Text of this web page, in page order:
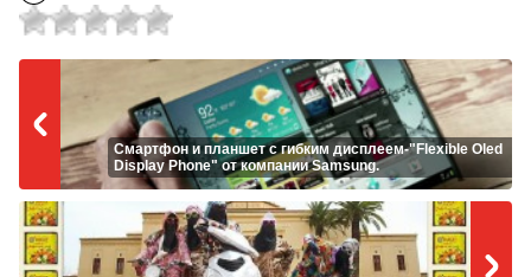
Смартфон и планшет с гибким дисплеем-"Flexible Oled
Display Phone" от компании Samsung.